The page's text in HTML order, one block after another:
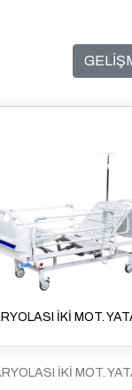
İKİ MOT.
İKİ MOT.